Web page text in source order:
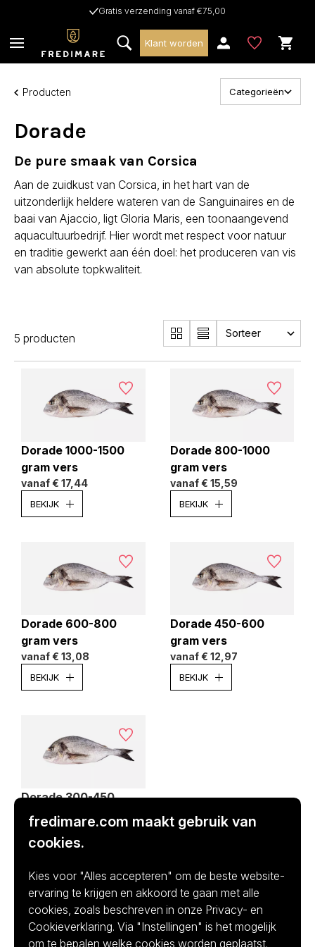
Gratis verzending vanaf €75,00
Klant worden
Producten Categorieën
Dorade
De pure smaak van Corsica
Aan de zuidkust van Corsica, in het hart van de
uitzonderlijk heldere wateren van de Sanguinaires en de
baai van Ajaccio, ligt Gloria Maris, een toonaangevend
aquacultuurbedrijf. Hier wordt met respect voor natuur
en traditie gewerkt aan één doel: het produceren van vis
van absolute topkwaliteit.
5 producten
Dorade 1000-1500
gram vers
vanaf€ 17,44
BEKIJK
Dorade 800-1000
gram vers
vanaf € 15,59
BEKIJK
Dorade 600-800
gram vers
vanaf€ 13,08
BEKIJK
Dorade 450-600
gram vers
vanaf € 12,97
BEKIJK
Dorade 300-450
gram vers
vanaf € 12,32
BEKIJK
fredimare.com maakt gebruik van
cookies.
Kies voor "Alles accepteren" om de beste website-
ervaring te krijgen en akkoord te gaan met alle
cookies, zoals beschreven in onze Privacy- en
Cookieverklaring. Via "Instellingen" is het mogelijk
om te bepalen welke cookies worden geplaatst.